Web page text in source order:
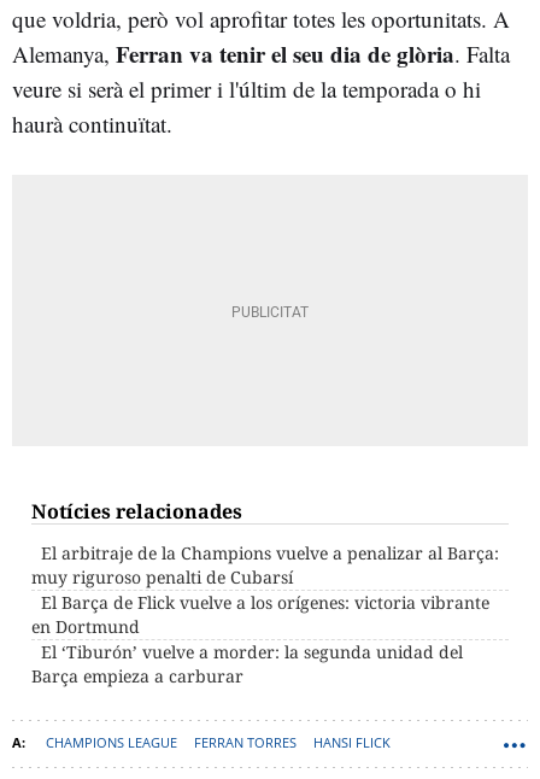
que voldria, però vol aprofitar totes les oportunitats. A
Alemanya, Ferran va tenir el seu dia de glòria. Falta
veure si serà el primer i l'últim de la temporada o hi
haurà continuïtat.
Notícies relacionades
El arbitraje de la Champions vuelve a penalizar al Barça:
muy riguroso penalti de Cubarsí
El Barça de Flick vuelve a los orígenes: victoria vibrante
en Dortmund
El ‘Tiburón’ vuelve a morder: la segunda unidad del
Barça empieza a carburar
CHAMPIONS LEAGUE FERRAN TORRES HANSI FLICK